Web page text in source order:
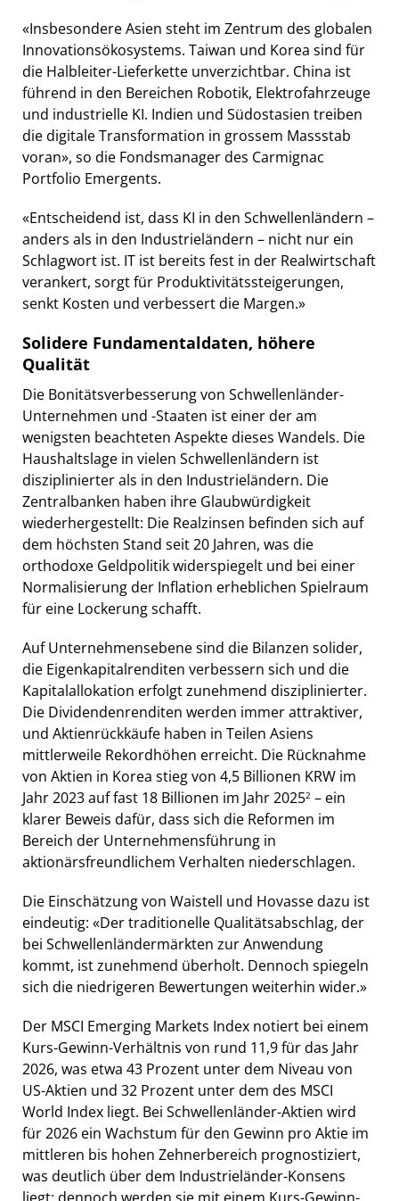
«Insbesondere Asien steht im Zentrum des globalen
Innovationsökosystems. Taiwan und Korea sind für
die Halbleiter-Lieferkette unverzichtbar. China ist
führend in den Bereichen Robotik, Elektrofahrzeuge
und industrielle KI. Indien und Südostasien treiben
die digitale Transformation in grossem Massstab
voran», so die Fondsmanager des Carmignac
Portfolio Emergents.
«Entscheidend ist, dass KI in den Schwellenländern –
anders als in den Industrieländern – nicht nur ein
Schlagwort ist. IT ist bereits fest in der Realwirtschaft
verankert, sorgt für Produktivitätssteigerungen,
senkt Kosten und verbessert die Margen.»
Solidere Fundamentaldaten, höhere
Qualität
Die Bonitätsverbesserung von Schwellenländer-
Unternehmen und -Staaten ist einer der am
wenigsten beachteten Aspekte dieses Wandels. Die
Haushaltslage in vielen Schwellenländern ist
disziplinierter als in den Industrieländern. Die
Zentralbanken haben ihre Glaubwürdigkeit
wiederhergestellt: Die Realzinsen befinden sich auf
dem höchsten Stand seit 20 Jahren, was die
orthodoxe Geldpolitik widerspiegelt und bei einer
Normalisierung der Inflation erheblichen Spielraum
für eine Lockerung schafft.
Auf Unternehmensebene sind die Bilanzen solider,
die Eigenkapitalrenditen verbessern sich und die
Kapitalallokation erfolgt zunehmend disziplinierter.
Die Dividendenrenditen werden immer attraktiver,
und Aktienrückkäufe haben in Teilen Asiens
mittlerweile Rekordhöhen erreicht. Die Rücknahme
von Aktien in Korea stieg von 4,5 Billionen KRW im
Jahr 2023 auf fast 18 Billionen im Jahr 20252 – ein
klarer Beweis dafür, dass sich die Reformen im
Bereich der Unternehmensführung in
aktionärsfreundlichem Verhalten niederschlagen.
Die Einschätzung von Waistell und Hovasse dazu ist
eindeutig: «Der traditionelle Qualitätsabschlag, der
bei Schwellenländermärkten zur Anwendung
kommt, ist zunehmend überholt. Dennoch spiegeln
sich die niedrigeren Bewertungen weiterhin wider.»
Der MSCI Emerging Markets Index notiert bei einem
Kurs-Gewinn-Verhältnis von rund 11,9 für das Jahr
2026, was etwa 43 Prozent unter dem Niveau von
US-Aktien und 32 Prozent unter dem des MSCI
World Index liegt. Bei Schwellenländer-Aktien wird
für 2026 ein Wachstum für den Gewinn pro Aktie im
mittleren bis hohen Zehnerbereich prognostiziert,
was deutlich über dem Industrieländer-Konsens